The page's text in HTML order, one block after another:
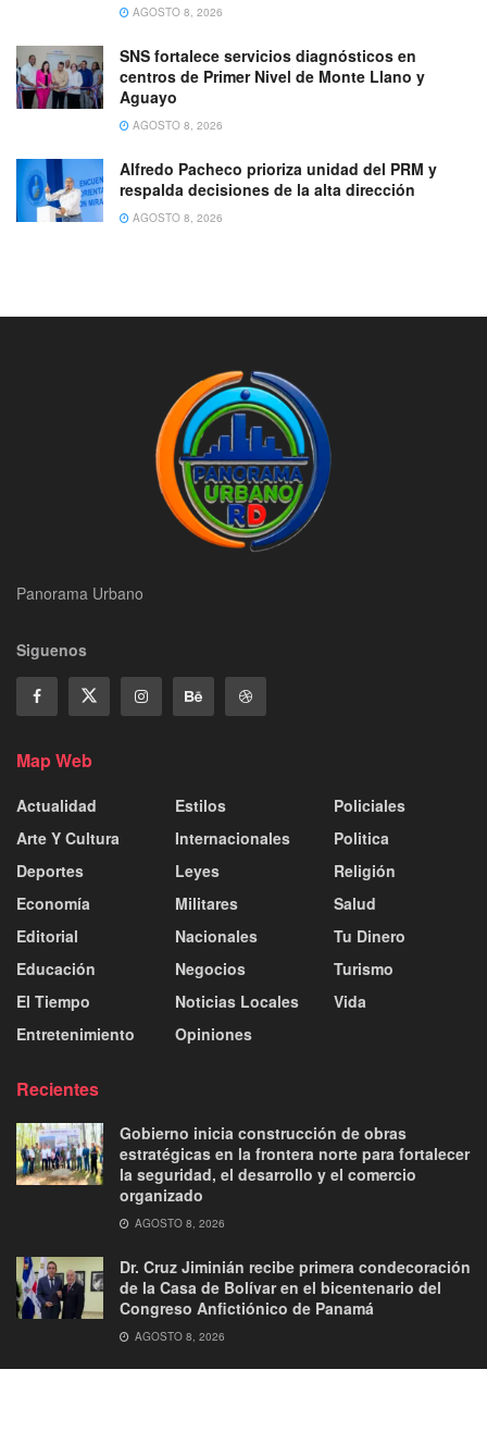
AGOSTO 8, 2026
SNS fortalece servicios diagnósticos en
centros de Primer Nivel de Monte Llano y
Aguayo
AGOSTO 8, 2026
Alfredo Pacheco prioriza unidad del PRM y
respalda decisiones de la alta dirección
AGOSTO 8, 2026
Panorama Urbano
Siguenos
Map Web
Actualidad
Arte Y Cultura
Deportes
Economía
Editorial
Educación
El Tiempo
Entretenimiento
Estilos
Internacionales
Leyes
Militares
Nacionales
Negocios
Noticias Locales
Opiniones
Policiales
Politica
Religión
Salud
Tu Dinero
Turismo
Vida
Recientes
Gobierno inicia construcción de obras
estratégicas en la frontera norte para fortalecer
la seguridad, el desarrollo y el comercio
organizado
AGOSTO 8, 2026
Dr. Cruz Jiminián recibe primera condecoración
de la Casa de Bolívar en el bicentenario del
Congreso Anfictiónico de Panamá
AGOSTO 8, 2026